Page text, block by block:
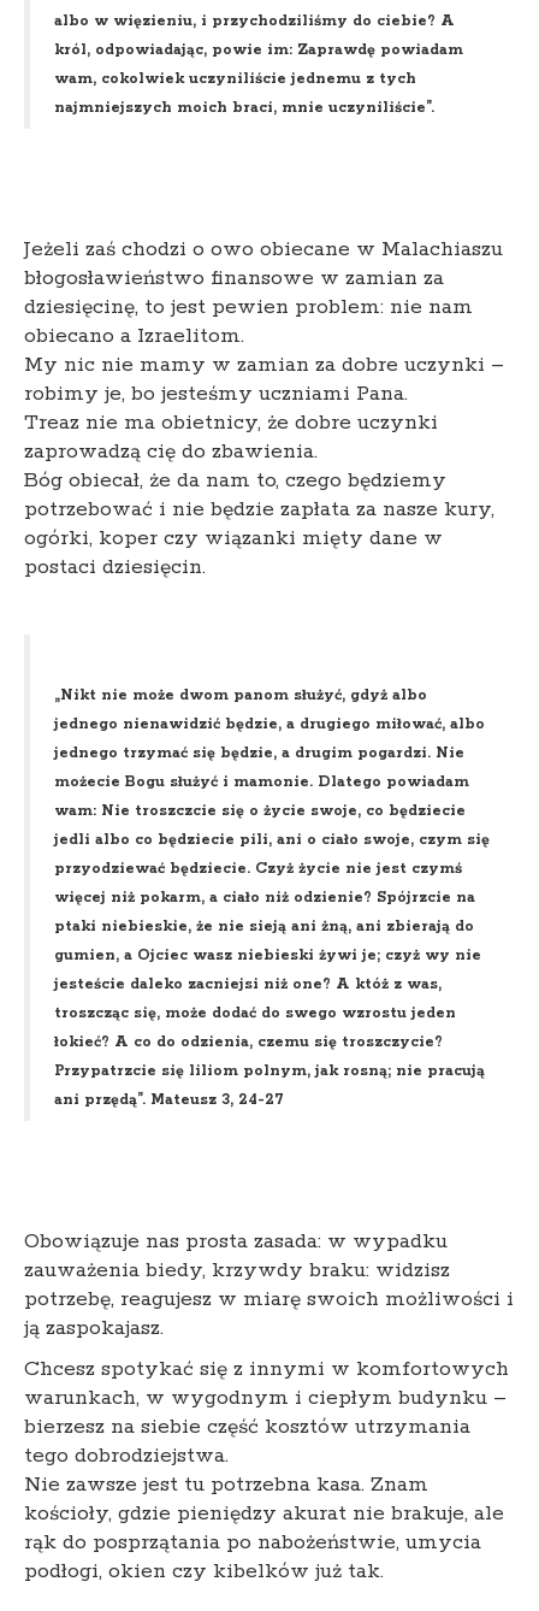
albo w więzieniu, i przychodziliśmy do ciebie? A
król, odpowiadając, powie im: Zaprawdę powiadam
wam, cokolwiek uczyniliście jednemu z tych
najmniejszych moich braci, mnie uczyniliście”.
Jeżeli zaś chodzi o owo obiecane w Malachiaszu
błogosławieństwo finansowe w zamian za
dziesięcinę, to jest pewien problem: nie nam
obiecano a Izraelitom.
My nic nie mamy w zamian za dobre uczynki –
robimy je, bo jesteśmy uczniami Pana.
Treaz nie ma obietnicy, że dobre uczynki
zaprowadzą cię do zbawienia.
Bóg obiecał, że da nam to, czego będziemy
potrzebować i nie będzie zapłata za nasze kury,
ogórki, koper czy wiązanki mięty dane w
postaci dziesięcin.
„Nikt nie może dwom panom służyć, gdyż albo
jednego nienawidzić będzie, a drugiego miłować, albo
jednego trzymać się będzie, a drugim pogardzi. Nie
możecie Bogu służyć i mamonie. Dlatego powiadam
wam: Nie troszczcie się o życie swoje, co będziecie
jedli albo co będziecie pili, ani o ciało swoje, czym się
przyodziewać będziecie. Czyż życie nie jest czymś
więcej niż pokarm, a ciało niż odzienie? Spójrzcie na
ptaki niebieskie, że nie sieją ani żną, ani zbierają do
gumien, a Ojciec wasz niebieski żywi je; czyż wy nie
jesteście daleko zacniejsi niż one? A któż z was,
troszcząc się, może dodać do swego wzrostu jeden
łokieć? A co do odzienia, czemu się troszczycie?
Przypatrzcie się liliom polnym, jak rosną; nie pracują
ani przędą”. Mateusz 3, 24-27
Obowiązuje nas prosta zasada: w wypadku
zauważenia biedy, krzywdy braku: widzisz
potrzebę, reagujesz w miarę swoich możliwości i
ją zaspokajasz.
Chcesz spotykać się z innymi w komfortowych
warunkach, w wygodnym i ciepłym budynku –
bierzesz na siebie część kosztów utrzymania
tego dobrodziejstwa.
Nie zawsze jest tu potrzebna kasa. Znam
kościoły, gdzie pieniędzy akurat nie brakuje, ale
rąk do posprzątania po nabożeństwie, umycia
podłogi, okien czy kibelków już tak.